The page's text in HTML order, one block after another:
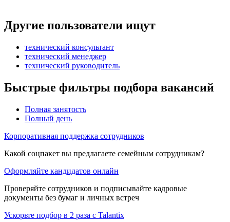
Другие пользователи ищут
технический консультант
технический менеджер
технический руководитель
Быстрые фильтры подбора вакансий
Полная занятость
Полный день
Корпоративная поддержка сотрудников
Какой соцпакет вы предлагаете семейным сотрудникам?
Оформляйте кандидатов онлайн
Проверяйте сотрудников и подписывайте кадровые
документы без бумаг и личных встреч
Ускорьте подбор в 2 раза с Talantix